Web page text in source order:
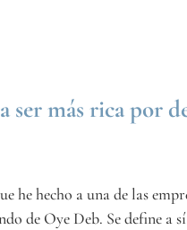
ser más rica por
he hecho a una de las
de Oye Deb. Se define a